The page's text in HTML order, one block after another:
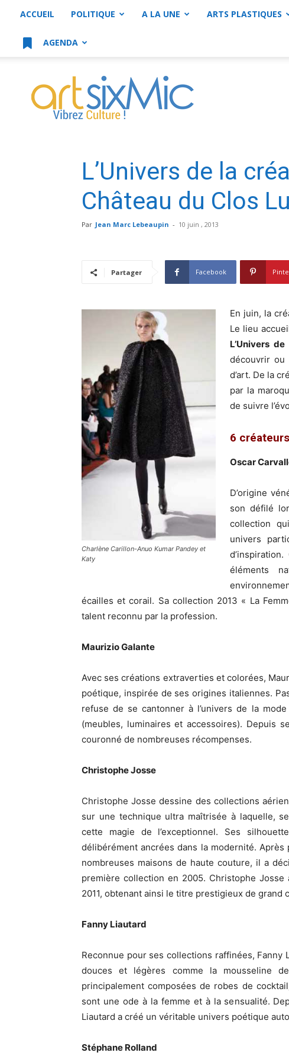
ACCUEIL POLITIQUE A LA UNE ARTS PLASTIQUES
AGENDA
artsixMic
L’Univers de la
Château du Clos
Par Jean Marc Lebeaupin - 10 juin , 2013
Partager Facebook
Charlène Carillon-Anuo Kumar Pandey et
Katy
En juin, la
Le lieu
L’Univers
découvrir ou
d’art. De la
par la
de suivre
6
Oscar
D’origine
son défilé
collection
univers
éléments
écailles et corail. Sa collection 2013 « La
talent reconnu par la profession.
Maurizio Galante
Avec ses créations extraverties et colorées,
poétique, inspirée de ses origines italiennes.
refuse de se cantonner à l’univers de la
(meubles, luminaires et accessoires). Depuis
couronné de nombreuses récompenses.
Christophe Josse
Christophe Josse dessine des collections
sur une technique ultra maîtrisée à laquelle,
cette magie de l’exceptionnel. Ses
délibérément ancrées dans la modernité.
nombreuses maisons de haute couture, il a
première collection en 2005. Christophe
2011, obtenant ainsi le titre prestigieux de grand
Fanny Liautard
Reconnue pour ses collections raffinées,
douces et légères comme la mousseline
principalement composées de robes de
sont une ode à la femme et à la sensualité.
Liautard a créé un véritable univers poétique
Stéphane Rolland